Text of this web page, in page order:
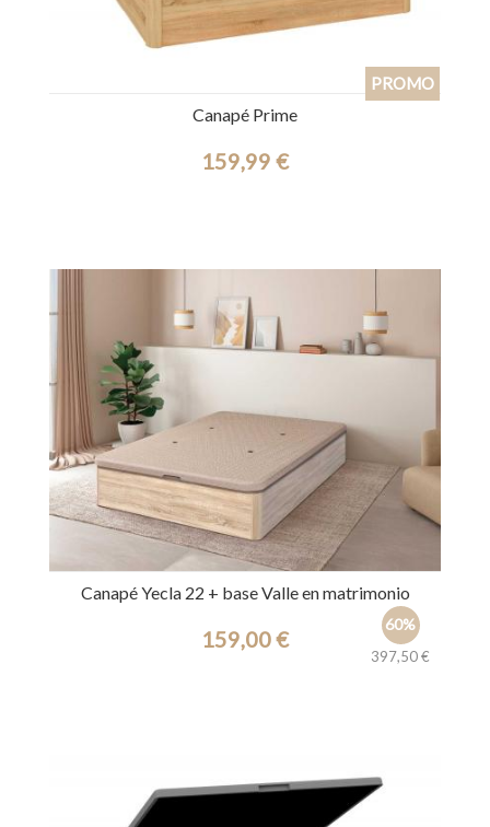
Canapé Prime
159,99 €
Canapé Yecla 22 + base Valle en matrimonio
60%
397,50 €
159,00 €